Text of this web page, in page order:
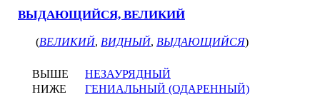
ВЫДАЮЩИЙСЯ, ВЕЛИКИЙ
(ВЕЛИКИЙ, ВИДНЫЙ, ВЫДАЮЩИЙСЯ)
ВЫШЕ
НЕЗАУРЯДНЫЙ
НИЖЕ
ГЕНИАЛЬНЫЙ (ОДАРЕННЫЙ)